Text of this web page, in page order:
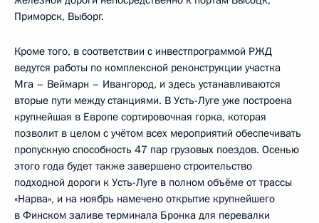
Приморск, Выборг.
Кроме того, в соответствии с инвестпрограммой РЖД
ведутся работы по комплексной реконструкции участка
Мга – Веймарн – Ивангород, и здесь устанавливаются
вторые пути между станциями. В Усть-Луге уже построена
крупнейшая в Европе сортировочная горка, которая
позволит в целом с учётом всех мероприятий обеспечивать
пропускную способность 47 пар грузовых поездов. Осенью
этого года будет также завершено строительство
подходной дороги к Усть-Луге в полном объёме от трассы
«Нарва», и на ноябрь намечено открытие крупнейшего
в Финском заливе терминала Бронка для перевалки